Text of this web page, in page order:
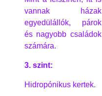
vannak házak
egyedülállók, párok
és nagyobb családok
számára.
3. szint:
Hidropónikus kertek.